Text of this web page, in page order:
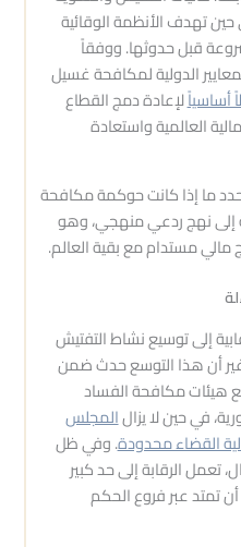
تهدف الأنظمة الوقائية
قبل حدوثها. ووفقاً
الدولية لمكافحة غسيل
أساسياًلإعادة دمج القطاع
العالمية واستعادة
ما إذا كانت حوكمة مكافحة
إلى نهج ردعي منهجي، وهو
مستدام مع بقية العالم.
إلى توسيع نشاط التفتيش
غير أن هذا التوسع حدث ضمن
هيئات مكافحة الفساد
في حين لا يزالالمجلس
القضاء محدودة. وفي ظل
الرقابة إلى حد كبير
تمتد عبر فروع الحكم